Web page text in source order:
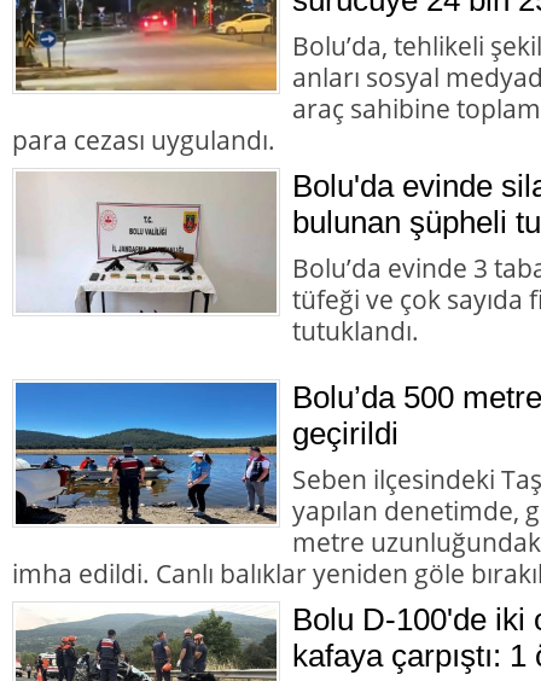
Bolu’da, tehlikeli
anları sosyal
araç sahibine
para cezası uygulandı.
Bolu'da evinde
bulunan şüpheli
Bolu’da evinde 3
tüfeği ve çok
tutuklandı.
Bolu’da 500
geçirildi
Seben ilçesindeki
yapılan denetimde,
metre
imha edildi. Canlı balıklar yeniden göle
Bolu D-100'de iki
kafaya çarpıştı: 1